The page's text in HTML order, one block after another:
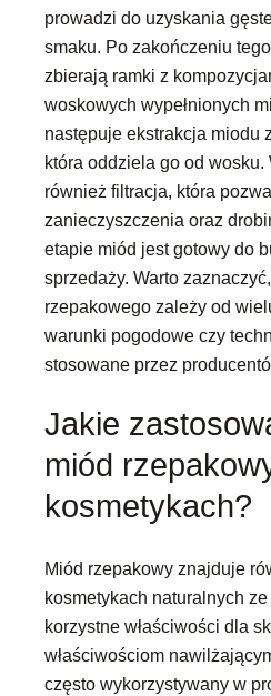
prowadzi do uzyskania
smaku. Po zakończeniu
zbierają ramki z
woskowych wypełnionych
następuje ekstrakcja miodu
która oddziela go od wosku.
również filtracja, która
zanieczyszczenia oraz
etapie miód jest gotowy do
sprzedaży. Warto
rzepakowego zależy od
warunki pogodowe czy
stosowane przez
Jakie
miód
kosmetykach?
Miód rzepakowy znajduje
kosmetykach naturalnych
korzystne właściwości dla
właściwościom
często wykorzystywany w